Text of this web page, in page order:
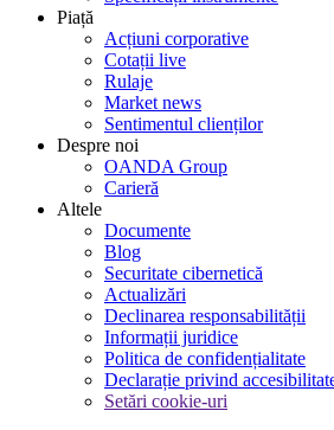
Piață
Acțiuni corporative
Cotații live
Rulaje
Market news
Sentimentul clienților
Despre noi
OANDA Group
Carieră
Altele
Documente
Blog
Securitate cibernetică
Actualizări
Declinarea responsabilității
Informații juridice
Politica de confidențialitate
Declarație privind
Setări cookie-uri